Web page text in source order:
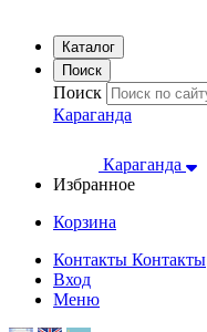
Каталог
Поиск
Поиск
Караганда
Караганда
Избранное
Корзина
Контакты Контакты
Вход
Меню